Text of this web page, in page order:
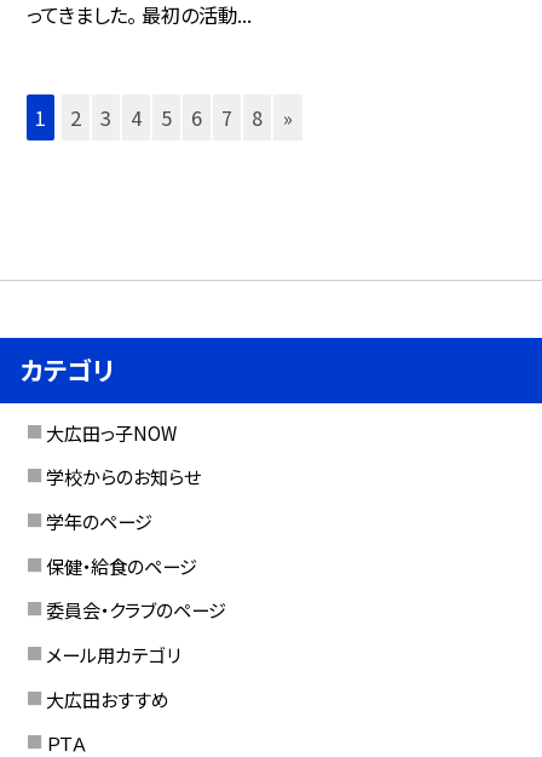
ってきました。 最初の活動...
1 2 3 4 5 6 7 8 »
カテゴリ
大広田っ子NOW
学校からのお知らせ
学年のページ
保健・給食のページ
委員会・クラブのページ
メール用カテゴリ
大広田おすすめ
ＰＴＡ